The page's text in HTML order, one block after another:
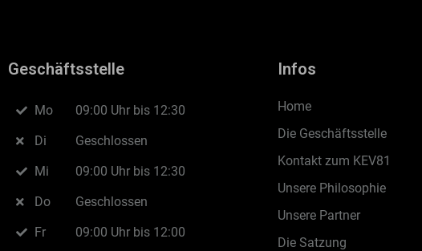
Geschäftsstelle
Mo
Di
Mi
Do
Fr
09:00 Uhr bis 12:30
Geschlossen
09:00 Uhr bis 12:30
Geschlossen
09:00 Uhr bis 12:00
Infos
Home
Die Geschäftsstelle
Kontakt zum KEV81
Unsere Philosophie
Unsere Partner
Die Satzung